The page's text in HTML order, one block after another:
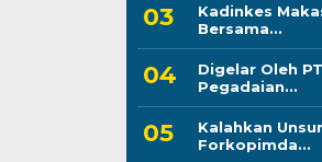
Kadinkes
Bersama...
Digelar Oleh PT
Pegadaian...
Kalahkan Unsur
Forkopimda...